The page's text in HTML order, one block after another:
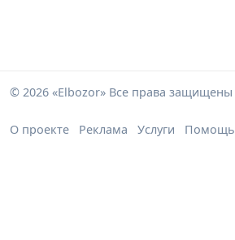
© 2026 «Elbozor» Все права защищены
О проекте Реклама Услуги Помощь